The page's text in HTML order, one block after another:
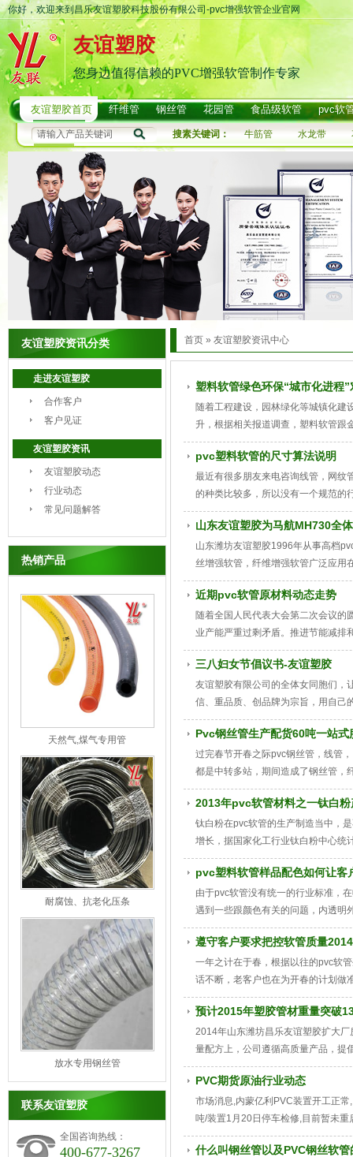
你好，欢迎来到昌乐友谊塑胶科技股份有限公司-pvc增强软管企业官网
友谊塑胶
您身边值得信赖的PVC增强软管制作专家
友谊塑胶首页 纤维管 钢丝管 花园管 食品级软管 pvc软
搜素关键词： 牛筋管 水龙带
友谊塑胶资讯分类
走进友谊塑胶
合作客户
客户见证
友谊塑胶资讯
友谊塑胶动态
行业动态
常见问题解答
热销产品
天然气,煤气专用管
耐腐蚀、抗老化压条
放水专用钢丝管
联系友谊塑胶
全国咨询热线：
400-677-3267
首页 » 友谊塑胶资讯中心
塑料软管绿色环保“城市化进程
随着工程建设，园林绿化等城镇化建
升，根据相关报道调查，塑料软管跟
达50%，跟随国家“十二五”期间倡导
pvc塑料软管的尺寸算法说明
最近有很多朋友来电咨询线管，网纹
的种类比较多，所以没有一个规范的
管径也是指pvc软管的内径。
山东友谊塑胶为马航MH730全
山东潍坊友谊塑胶1996年从事高档
丝增强软管，纤维增强软管广泛应用
到了广泛的好评，与某机械制造公司
可。
近期pvc软管原材料动态走势
随着全国人民代表大会第二次会议的
业产能严重过剩矛盾。推进节能减排
三八妇女节倡议书-友谊塑胶
友谊塑胶有限公司的全体女同胞们，
信、重品质、创品牌为宗旨，用自己
饱满的热情和昂扬的斗志，为友谊塑
Pvc钢丝管生产配货60吨一站式
过完春节开春之际pvc钢丝管，线管
都是中转多站，期间造成了钢丝管，
成了物力财力上的耗损。
2013年pvc软管材料之一钛白
钛白粉在pvc软管的生产制造当中，
增长，据国家化工行业钛白粉中心统
pvc塑料软管样品配色如何让客
由于pvc软管没有统一的行业标准，
遇到一些跟颜色有关的问题，内透明
别，但是最终目的还是要达到客户的
遵守客户要求把控软管质量
一年之计在于春，根据以往的pvc软
话不断，老客户也在为开春的计划做
中φ9mm，φ10mm，φ12mm，
提的情况下，按部就班的生产作业。
预计2015年塑胶管材重量突破
2014年山东潍坊昌乐友谊塑胶扩大
量配方上，公司遵循高质量产品，提
及欧盟ROHS标准无毒检测认证以及
户订购。
PVC期货原油行业动态
市场消息,内蒙亿利PVC装置开工正
吨/装置1月20日停车检修,目前暂未
什么叫钢丝管以及PVC钢丝软管